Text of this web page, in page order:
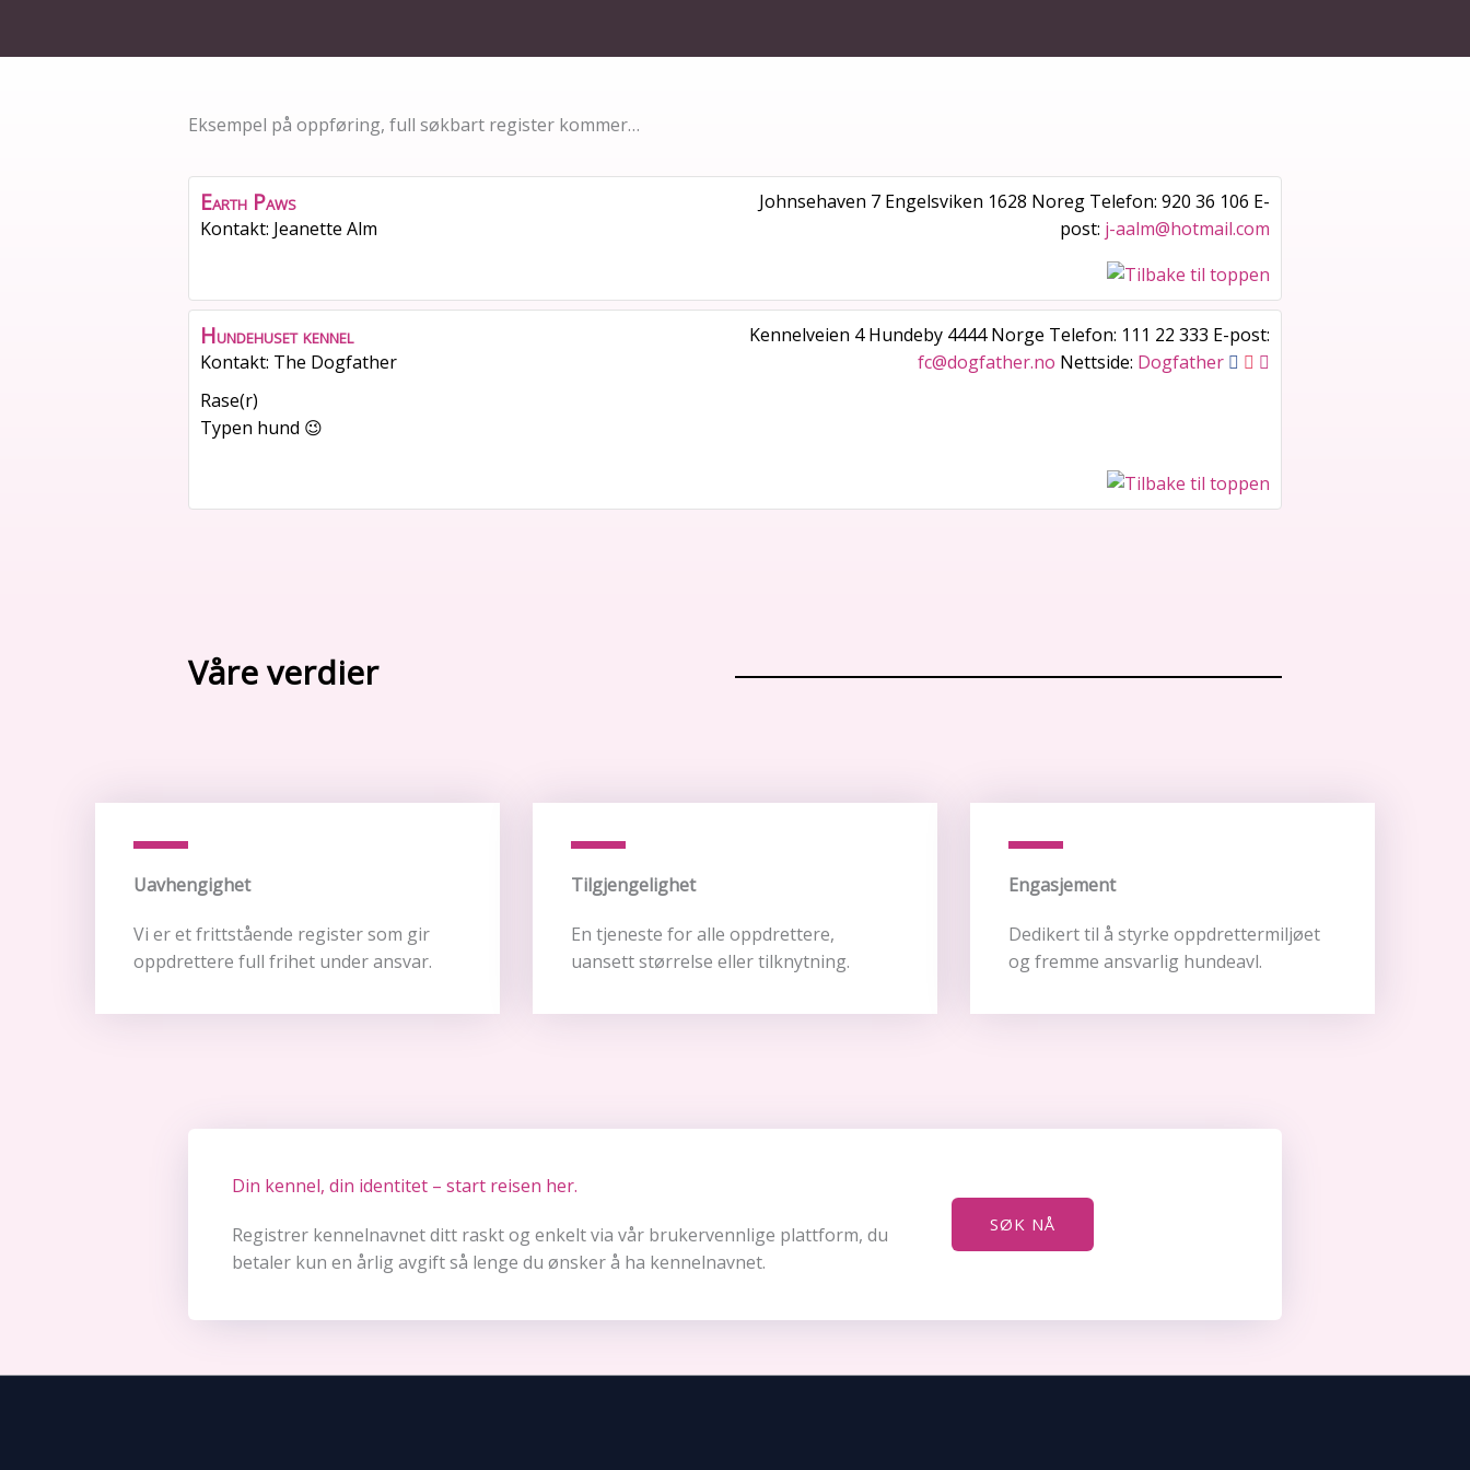
Eksempel på oppføring, full søkbart register kommer…
Earth Paws
Kontakt: Jeanette Alm
Johnsehaven 7 Engelsviken 1628 Noreg Telefon: 920 36 106 E-
post: j-aalm@hotmail.com
Hundehuset kennel
Kontakt: The Dogfather
Kennelveien 4 Hundeby 4444 Norge Telefon: 111 22 333 E-post:
fc@dogfather.no Nettside: Dogfather
Rase(r)
Typen hund 😉
Våre verdier
Uavhengighet
Vi er et frittstående register som gir
oppdrettere full frihet under ansvar.
Tilgjengelighet
En tjeneste for alle oppdrettere,
uansett størrelse eller tilknytning.
Engasjement
Dedikert til å styrke oppdrettermiljøet
og fremme ansvarlig hundeavl.
Din kennel, din identitet – start reisen her.​
Registrer kennelnavnet ditt raskt og enkelt via vår brukervennlige plattform, du
betaler kun en årlig avgift så lenge du ønsker å ha kennelnavnet.
SØK NÅ